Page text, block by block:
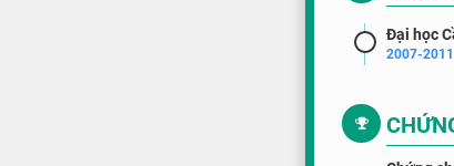
Đại học
2007-2011